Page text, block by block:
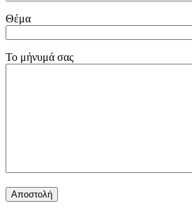
Θέμα
Το μήνυμά σας